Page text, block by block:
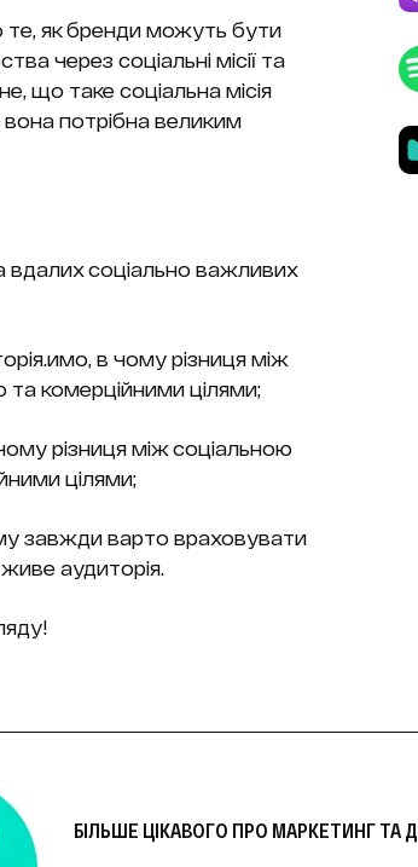
те, як бренди можуть бути
через соціальні місії та
що таке соціальна місія
потрібна великим
вдалих соціально важливих
в чому різниця між
та комерційними цілями;
різниця між соціальною
цілями;
завжди варто враховувати
аудиторія.
БІЛЬШЕ ЦІКАВОГО ПРО МАРКЕТИНГ ТА